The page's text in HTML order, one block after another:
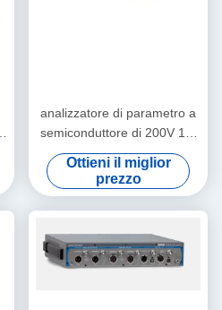
analizzatore di parametro a
semiconduttore di 200V 1A,
Keysight pratico Agilent
4155C
Ottieni il miglior
prezzo